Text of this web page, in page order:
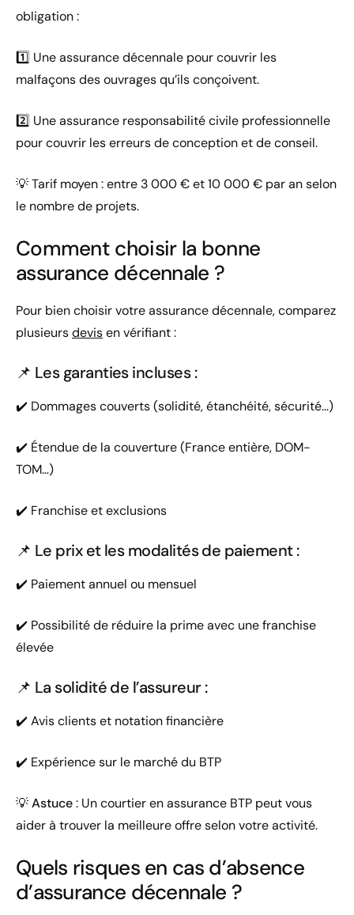
obligation :
1️⃣ Une assurance décennale pour couvrir les
malfaçons des ouvrages qu’ils conçoivent.
2️⃣ Une assurance responsabilité civile professionnelle
pour couvrir les erreurs de conception et de conseil.
💡 Tarif moyen : entre 3 000 € et 10 000 € par an selon
le nombre de projets.
Comment choisir la bonne
assurance décennale ?
Pour bien choisir votre assurance décennale, comparez
plusieursdevisen vérifiant :
📌 Les garanties incluses :
✔️ Dommages couverts (solidité, étanchéité, sécurité…)
✔️ Étendue de la couverture (France entière, DOM-
TOM…)
✔️ Franchise et exclusions
📌 Le prix et les modalités de paiement :
✔️ Paiement annuel ou mensuel
✔️ Possibilité de réduire la prime avec une franchise
élevée
📌 La solidité de l’assureur :
✔️ Avis clients et notation financière
✔️ Expérience sur le marché du BTP
💡Astuce: Un courtier en assurance BTP peut vous
aider à trouver la meilleure offre selon votre activité.
Quels risques en cas d’absence
d’assurance décennale ?